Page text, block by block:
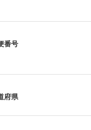
番号
府県